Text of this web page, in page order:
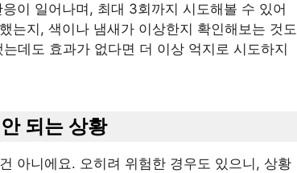
이 일어나며, 최대 3회까지 시도해볼 수 있어
는지, 색이나 냄새가 이상한지 확인해보는 것도
데도 효과가 없다면 더 이상 억지로 시도하지
되는 상황
아니에요. 오히려 위험한 경우도 있으니, 상황